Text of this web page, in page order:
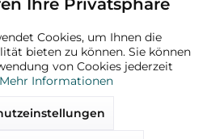
Aktiv
Aktiv
Ihre Privatsphäre
Cookies, um Ihnen die
bieten zu können. Sie können
von Cookies jederzeit
Mehr Informationen